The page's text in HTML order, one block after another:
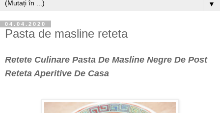
▼
04.04.2020
Pasta de masline reteta
Retete Culinare Pasta De Masline Negre De Post
Reteta Aperitive De Casa